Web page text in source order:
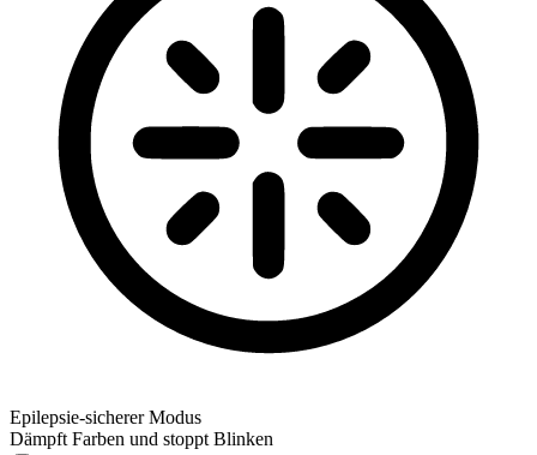
Epilepsie-sicherer Modus
Dämpft Farben und stoppt Blinken